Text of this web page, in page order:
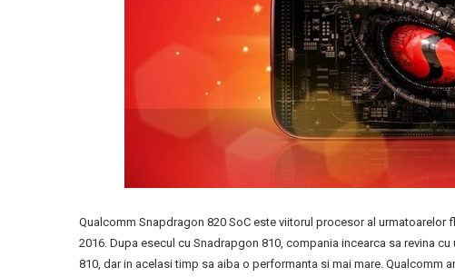
Qualcomm Snapdragon 820 SoC este viitorul procesor al
2016. Dupa esecul cu Snadrapgon 810, compania incearca sa revina
810, dar in acelasi timp sa aiba o performanta si mai mare. Qualcomm